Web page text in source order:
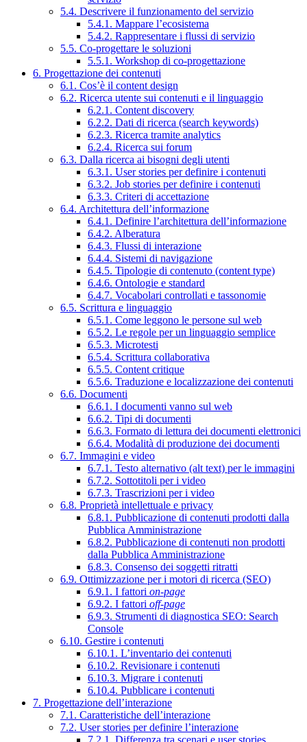
5.4. Descrivere il funzionamento del servizio
5.4.1. Mappare l’ecosistema
5.4.2. Rappresentare i flussi di servizio
5.5. Co-progettare le soluzioni
5.5.1. Workshop di co-progettazione
6. Progettazione dei contenuti
6.1. Cos’è il content design
6.2. Ricerca utente sui contenuti e il linguaggio
6.2.1. Content discovery
6.2.2. Dati di ricerca (search keywords)
6.2.3. Ricerca tramite analytics
6.2.4. Ricerca sui forum
6.3. Dalla ricerca ai bisogni degli utenti
6.3.1. User stories per definire i contenuti
6.3.2. Job stories per definire i contenuti
6.3.3. Criteri di accettazione
6.4. Architettura dell’informazione
6.4.1. Definire l’architettura dell’informazione
6.4.2. Alberatura
6.4.3. Flussi di interazione
6.4.4. Sistemi di navigazione
6.4.5. Tipologie di contenuto (content type)
6.4.6. Ontologie e standard
6.4.7. Vocabolari controllati e tassonomie
6.5. Scrittura e linguaggio
6.5.1. Come leggono le persone sul web
6.5.2. Le regole per un linguaggio semplice
6.5.3. Microtesti
6.5.4. Scrittura collaborativa
6.5.5. Content critique
6.5.6. Traduzione e localizzazione dei contenuti
6.6. Documenti
6.6.1. I documenti vanno sul web
6.6.2. Tipi di documenti
6.6.3. Formato di lettura dei documenti elettronici
6.6.4. Modalità di produzione dei documenti
6.7. Immagini e video
6.7.1. Testo alternativo (alt text) per le immagini
6.7.2. Sottotitoli per i video
6.7.3. Trascrizioni per i video
6.8. Proprietà intellettuale e privacy
6.8.1. Pubblicazione di contenuti prodotti dalla
Pubblica Amministrazione
6.8.2. Pubblicazione di contenuti non prodotti
dalla Pubblica Amministrazione
6.8.3. Consenso dei soggetti ritratti
6.9. Ottimizzazione per i motori di ricerca (SEO)
6.9.1. I fattori on-page
6.9.2. I fattori off-page
6.9.3. Strumenti di diagnostica SEO: Search
Console
6.10. Gestire i contenuti
6.10.1. L’inventario dei contenuti
6.10.2. Revisionare i contenuti
6.10.3. Migrare i contenuti
6.10.4. Pubblicare i contenuti
7. Progettazione dell’interazione
7.1. Caratteristiche dell’interazione
7.2. User stories per definire l’interazione
7.2.1. Differenza tra scenari e user stories